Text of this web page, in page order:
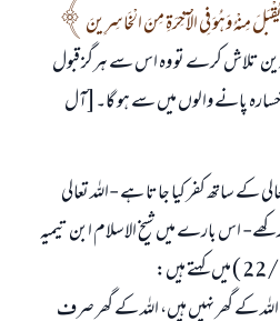
مِنْهُ وَهُوَ فِي الْآخِرَةِ مِنَ الْخَاسِرِينَ
دین تلاش کرے تو وہ اس سے ہرگز قبول
پانے والوں میں سے ہو گا۔[آل
کے ساتھ کفر کیا جاتا ہے -اللہ تعالی
رکھے- اس بارے میں شیخ الاسلام ابن تیمیہ
کے گھر نہیں ہیں، اللہ کے گھر صرف